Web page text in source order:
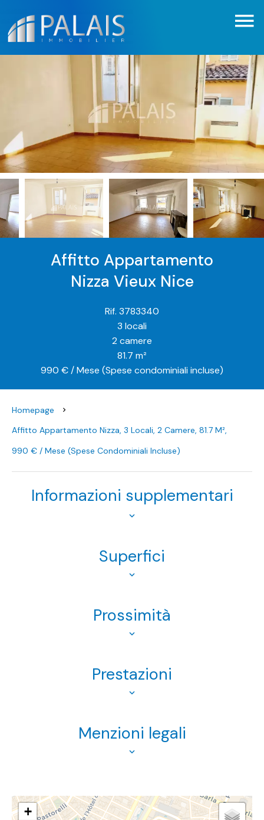
Affitto Appartamento
Nizza Vieux Nice
Rif. 3783340
3 locali
2 camere
81.7 m²
990 € / Mese (Spese condominiali incluse)
Homepage
Affitto Appartamento Nizza, 3 Locali, 2 Camere, 81.7 M²,
990 € / Mese (Spese Condominiali Incluse)
Informazioni supplementari
Superfici
Prossimità
Prestazioni
Menzioni legali
+